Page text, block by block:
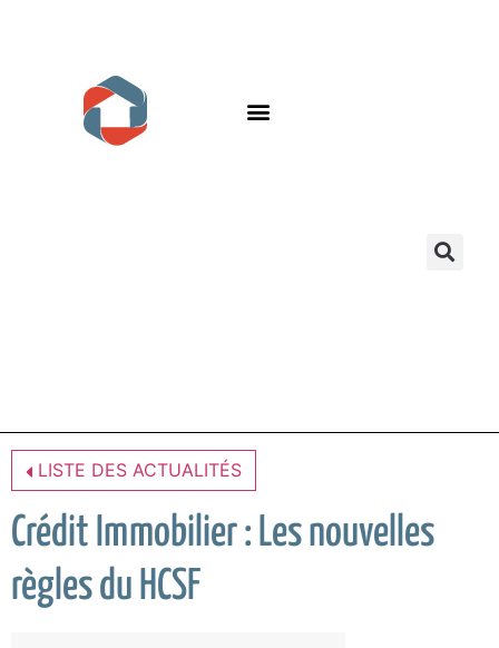
LISTE DES ACTUALITÉS
Crédit Immobilier : Les nouvelles
règles du HCSF